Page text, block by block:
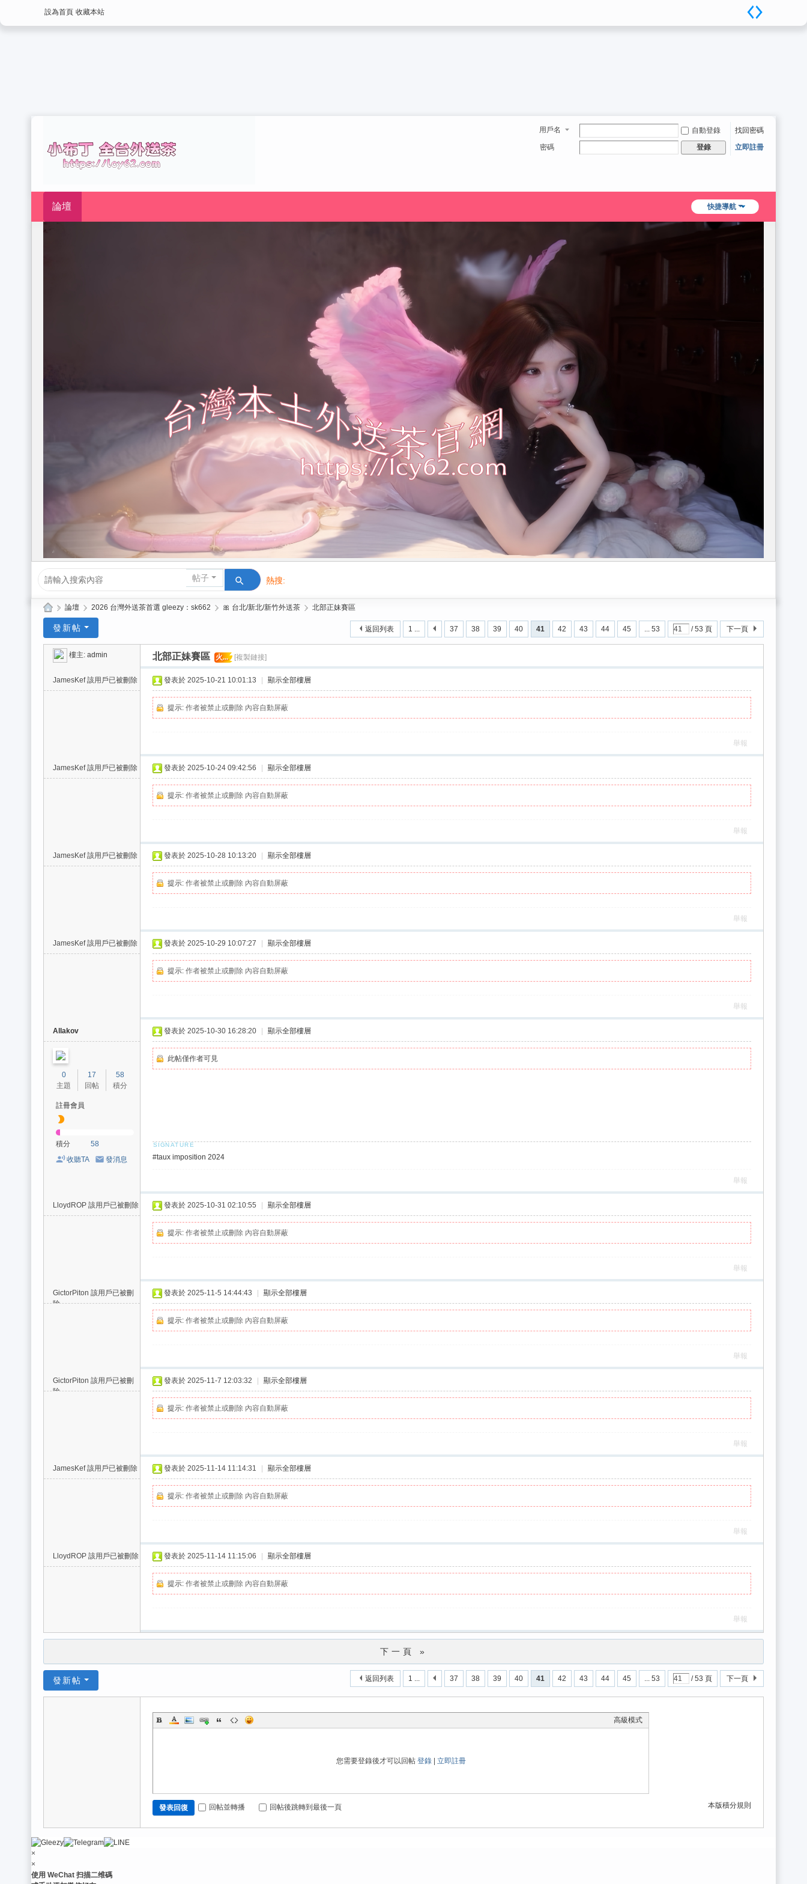
設為首頁 收藏本站
用戶名 自動登錄
找回密碼
密碼
登錄 立即註冊
快捷導航
論壇
帖子 熱搜:
活動/交友/台灣按摩舒壓叫小姐gleezy/台灣喝茶/按摩/舒壓/2026台北出差旅遊叫小姐gleezy：sk662/台灣外流/gleezy外送茶/全台優質外約gleezy
ee
新
/
茶
金
首
» 論壇 › 2026 台灣外送茶首選 gleezy：sk662 › 🎀 台北/新北/新竹外送茶 › 北部正妹賽區
1 ... 37 38 39 40 41 42 43 44 45 ... 53 / 53 頁 下一頁
返回列表
發新帖
樓主: admin 北部正妹賽區 火... [複製鏈接]
JamesKef該用戶已被刪除 發表於 2025-10-21 10:01:13 顯示全部樓層
提示: 作者被禁止或刪除 內容自動屏蔽
舉報
JamesKef該用戶已被刪除 發表於 2025-10-24 09:42:56 顯示全部樓層
提示: 作者被禁止或刪除 內容自動屏蔽
舉報
JamesKef該用戶已被刪除 發表於 2025-10-28 10:13:20 顯示全部樓層
提示: 作者被禁止或刪除 內容自動屏蔽
舉報
JamesKef該用戶已被刪除 發表於 2025-10-29 10:07:27 顯示全部樓層
提示: 作者被禁止或刪除 內容自動屏蔽
舉報
Allakov
0
主題
17
回帖
58
積分
註冊會員
積分
58
收聽TA
發消息
發表於 2025-10-30 16:28:20 顯示全部樓層
此帖僅作者可見
#taux imposition 2024
舉報
LloydROP 該用戶已被刪除 發表於 2025-10-31 02:10:55 顯示全部樓層
提示: 作者被禁止或刪除 內容自動屏蔽
舉報
GictorPiton 該用戶已被刪
除
發表於 2025-11-5 14:44:43 顯示全部樓層
提示: 作者被禁止或刪除 內容自動屏蔽
舉報
GictorPiton 該用戶已被刪
除
發表於 2025-11-7 12:03:32 顯示全部樓層
提示: 作者被禁止或刪除 內容自動屏蔽
舉報
JamesKef該用戶已被刪除 發表於 2025-11-14 11:14:31 顯示全部樓層
提示: 作者被禁止或刪除 內容自動屏蔽
舉報
LloydROP 該用戶已被刪除 發表於 2025-11-14 11:15:06 顯示全部樓層
提示: 作者被禁止或刪除 內容自動屏蔽
舉報
下一頁 »
1 ... 37 38 39 40 41 42 43 44 45 ... 53 / 53 頁 下一頁
返回列表
發新帖
高級模式
您需要登錄後才可以回帖 登錄| 立即註冊
本版積分規則
發表回復 回帖並轉播 回帖後跳轉到最後一頁
×
×
使用 WeChat 扫描二维碼